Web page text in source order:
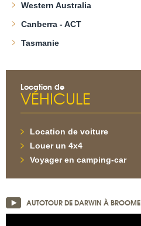
Western Australia
Canberra - ACT
Tasmanie
Location de
VÉHICULE
Location de voiture
Louer un 4x4
Voyager en camping-car
AUTOTOUR DE DARWIN À BROOME